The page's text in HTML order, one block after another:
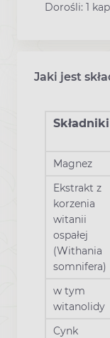
Dorośli: 1
Jaki jest
Składniki
Magnez
Ekstrakt z
korzenia
witanii
ospałej
(Withania
somnifera)
w tym
witanolidy
Cynk